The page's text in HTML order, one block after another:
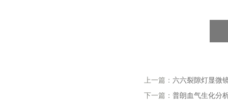
上一篇： 六六裂隙灯显微
下一篇： 普朗血气生化分